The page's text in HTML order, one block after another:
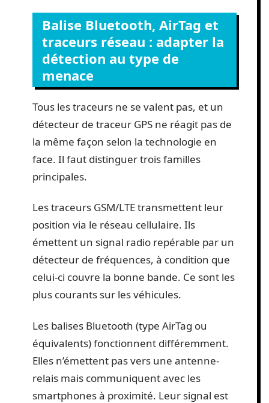
Balise Bluetooth, AirTag et
traceurs réseau : adapter la
détection au type de
menace
Tous les traceurs ne se valent pas, et un
détecteur de traceur GPS ne réagit pas de
la même façon selon la technologie en
face. Il faut distinguer trois familles
principales.
Les traceurs GSM/LTE transmettent leur
position via le réseau cellulaire. Ils
émettent un signal radio repérable par un
détecteur de fréquences, à condition que
celui-ci couvre la bonne bande. Ce sont les
plus courants sur les véhicules.
Les balises Bluetooth (type AirTag ou
équivalents) fonctionnent différemment.
Elles n’émettent pas vers une antenne-
relais mais communiquent avec les
smartphones à proximité. Leur signal est